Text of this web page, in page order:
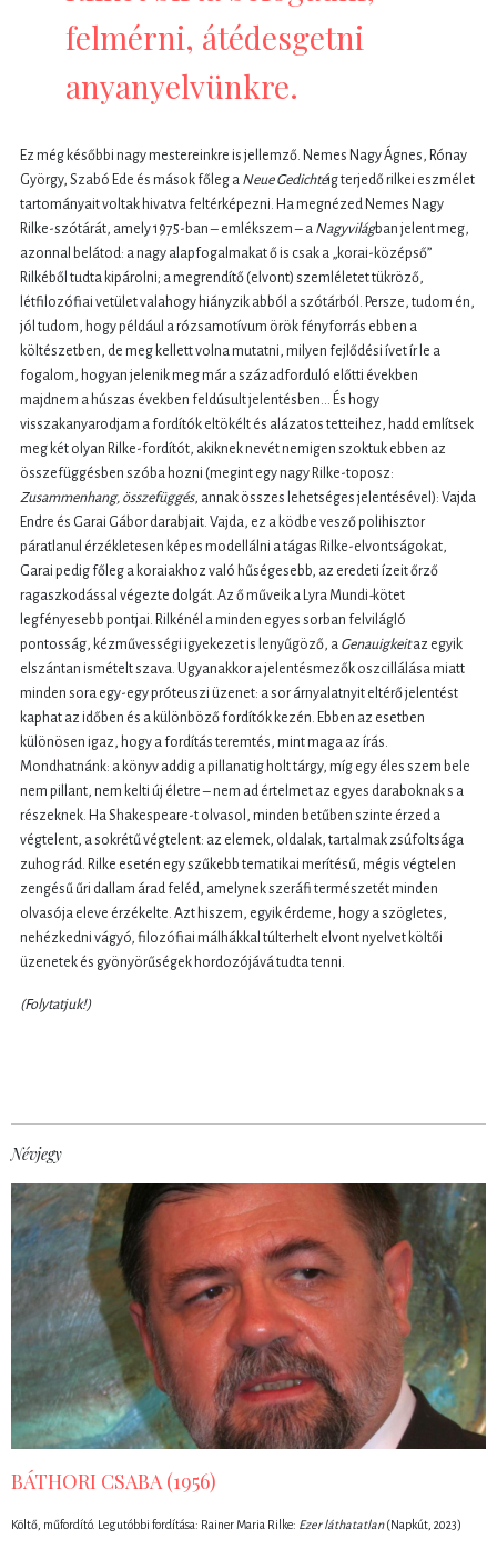
felmérni, átédesgetni
anyanyelvünkre.
Ez még későbbi nagy mestereinkre is jellemző. Nemes Nagy Ágnes, Rónay
György, Szabó Ede és mások főleg a Neue Gedichtéig terjedő rilkei eszmélet
tartományait voltak hivatva feltérképezni. Ha megnézed Nemes Nagy
Rilke-szótárát, amely 1975-ban – emlékszem – a Nagyvilágban jelent meg,
azonnal belátod: a nagy alapfogalmakat ő is csak a „korai-középső”
Rilkéből tudta kipárolni; a megrendítő (elvont) szemléletet tükröző,
létfilozófiai vetület valahogy hiányzik abból a szótárból. Persze, tudom én,
jól tudom, hogy például a rózsamotívum örök fényforrás ebben a
költészetben, de meg kellett volna mutatni, milyen fejlődési ívet ír le a
fogalom, hogyan jelenik meg már a századforduló előtti években
majdnem a húszas években feldúsult jelentésben… És hogy
visszakanyarodjam a fordítók eltökélt és alázatos tetteihez, hadd említsek
meg két olyan Rilke-fordítót, akiknek nevét nemigen szoktuk ebben az
összefüggésben szóba hozni (megint egy nagy Rilke-toposz:
Zusammenhang, összefüggés, annak összes lehetséges jelentésével): Vajda
Endre és Garai Gábor darabjait. Vajda, ez a ködbe vesző polihisztor
páratlanul érzékletesen képes modellálni a tágas Rilke-elvontságokat,
Garai pedig főleg a koraiakhoz való hűségesebb, az eredeti ízeit őrző
ragaszkodással végezte dolgát. Az ő műveik a Lyra Mundi-kötet
legfényesebb pontjai. Rilkénél a minden egyes sorban felvilágló
pontosság, kézművességi igyekezet is lenyűgöző, a Genauigkeitaz egyik
elszántan ismételt szava. Ugyanakkor a jelentésmezők oszcillálása miatt
minden sora egy-egy próteuszi üzenet: a sor árnyalatnyit eltérő jelentést
kaphat az időben és a különböző fordítók kezén. Ebben az esetben
különösen igaz, hogy a fordítás teremtés, mint maga az írás.
Mondhatnánk: a könyv addig a pillanatig holt tárgy, míg egy éles szem bele
nem pillant, nem kelti új életre – nem ad értelmet az egyes daraboknak s a
részeknek. Ha Shakespeare-t olvasol, minden betűben szinte érzed a
végtelent, a sokrétű végtelent: az elemek, oldalak, tartalmak zsúfoltsága
zuhog rád. Rilke esetén egy szűkebb tematikai merítésű, mégis végtelen
zengésű űri dallam árad feléd, amelynek szeráfi természetét minden
olvasója eleve érzékelte. Azt hiszem, egyik érdeme, hogy a szögletes,
nehézkedni vágyó, filozófiai málhákkal túlterhelt elvont nyelvet költői
üzenetek és gyönyörűségek hordozójává tudta tenni.
(Folytatjuk!)
Névjegy
BÁTHORI CSABA (1956)
Költő, műfordító. Legutóbbi fordítása: Rainer Maria Rilke: Ezer láthatatlan(Napkút, 2023)